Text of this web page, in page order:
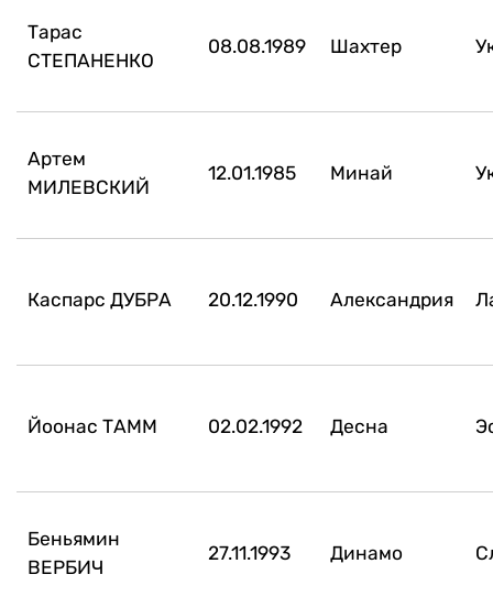
Тарас
СТЕПАНЕНКО
08.08.1989 Шахтер
Артем
МИЛЕВСКИЙ
12.01.1985 Минай
Каспарс ДУБРА 20.12.1990 Александрия
Йоонас ТАММ 02.02.1992 Десна
Беньямин
ВЕРБИЧ
27.11.1993 Динамо